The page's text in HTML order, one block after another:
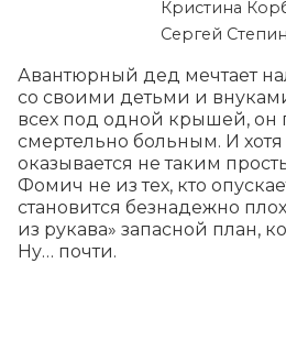
Кристина
Сергей Степин
Авантюрный дед мечтает
со своими детьми и
всех под одной крышей, он
смертельно больным. И
оказывается не таким
Фомич не из тех, кто
становится безнадежно
из рукава» запасной план,
Ну… почти.